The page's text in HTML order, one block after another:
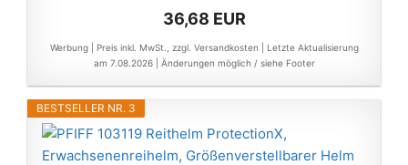
36,68 EUR
Werbung | Preis inkl. MwSt., zzgl. Versandkosten |
Letzte Aktualisierung
am 7.08.2026 | Änderungen möglich / siehe Footer
BESTSELLER NR. 3